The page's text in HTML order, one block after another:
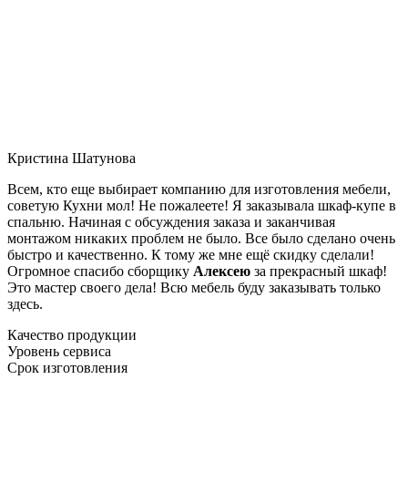
Кристина Шатунова
Всем, кто еще выбирает компанию для изготовления мебели,
советую Кухни мол! Не пожалеете! Я заказывала шкаф-купе в
спальню. Начиная с обсуждения заказа и заканчивая
монтажом никаких проблем не было. Все было сделано очень
быстро и качественно. К тому же мне ещё скидку сделали!
Огромное спасибо сборщику Алексею за прекрасный шкаф!
Это мастер своего дела! Всю мебель буду заказывать только
здесь.
Качество продукции
Уровень сервиса
Срок изготовления